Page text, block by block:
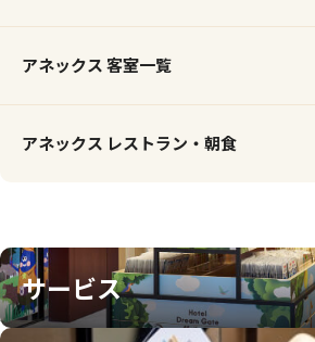
アネックス 客室一覧
アネックス レストラン・朝食
サービス